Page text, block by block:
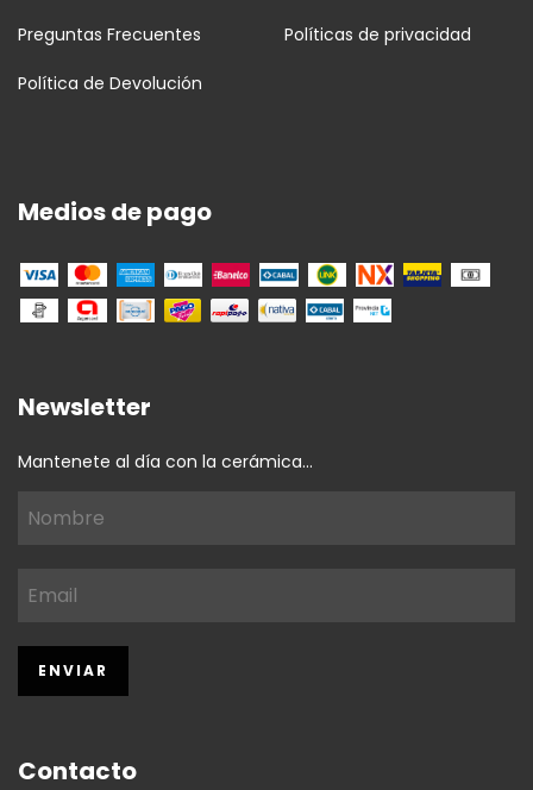
Preguntas Frecuentes Políticas de privacidad
Política de Devolución
Medios de pago
Newsletter
Mantenete al día con la cerámica...
Contacto